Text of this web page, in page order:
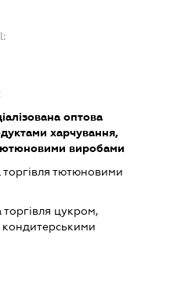
оптова
харчування,
виробами
тютюновими
цукром,